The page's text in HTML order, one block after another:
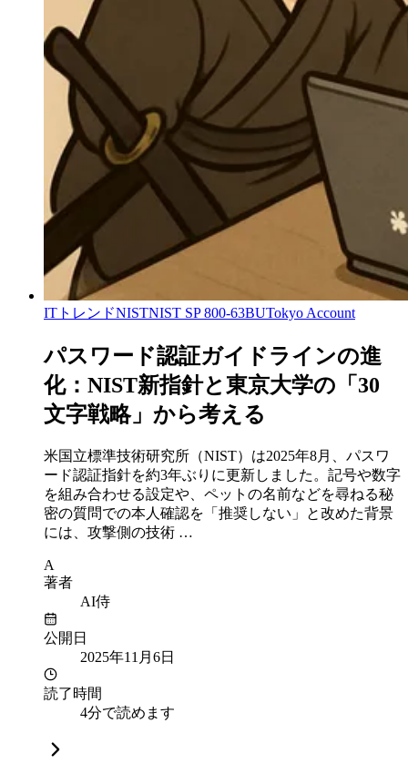
ITトレンドNISTNIST SP 800-63BUTokyo Account
パスワード認証ガイドラインの進
化：NIST新指針と東京大学の「30
文字戦略」から考える
米国立標準技術研究所（NIST）は2025年8月、パスワ
ード認証指針を約3年ぶりに更新しました。記号や数字
を組み合わせる設定や、ペットの名前などを尋ねる秘
密の質問での本人確認を「推奨しない」と改めた背景
には、攻撃側の技術 …
A
著者
AI侍
公開日
2025年11月6日
読了時間
4分で読めます